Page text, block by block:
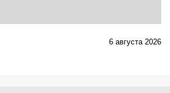
6 августа 2026